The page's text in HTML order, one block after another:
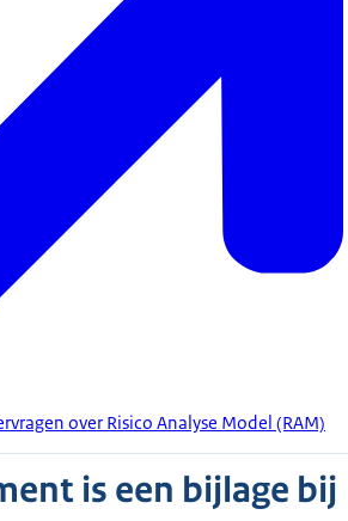
over Risico Analyse Model (RAM)
is een bijlage bij